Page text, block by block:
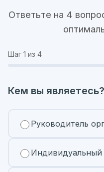
Ответьте на 4
Шаг 1 из 4
Кем вы являетесь?
Руководитель
Индивидуальный